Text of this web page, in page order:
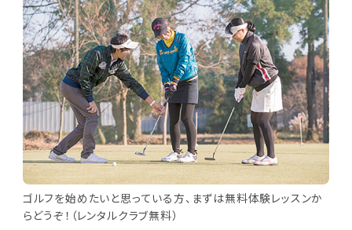
ゴルフを始めたいと思っている方、まずは無料体験レッスンか
らどうぞ！（レンタルクラブ無料）